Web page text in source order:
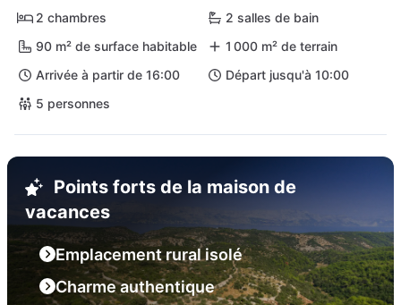
2 chambres
2 salles de bain
90 m² de surface habitable
1 000 m² de terrain
Arrivée à partir de 16:00
Départ jusqu'à 10:00
5 personnes
Points forts de la maison de
vacances
Emplacement rural isolé
Charme authentique